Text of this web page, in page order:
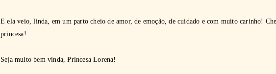
E ela veio, linda, em um parto cheio de amor, de emoção, de cuidado e com muito carinho!
princesa!
Seja muito bem vinda, Princesa Lorena!